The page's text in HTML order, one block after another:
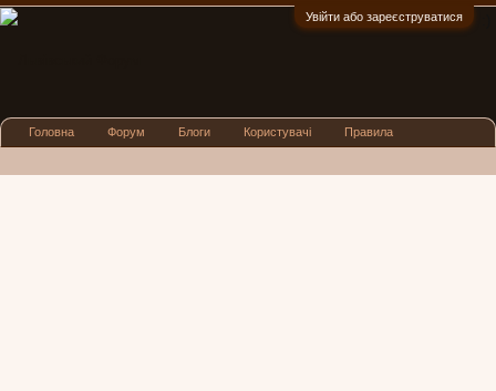
Увійти або зареєструватися
Головна Форум Блоги Користувачі Правила